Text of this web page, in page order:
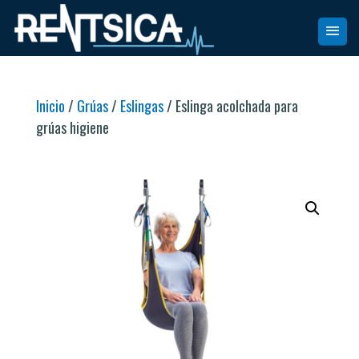
Inicio / Grúas/ Eslingas/ Eslinga acolchada para
grúas higiene